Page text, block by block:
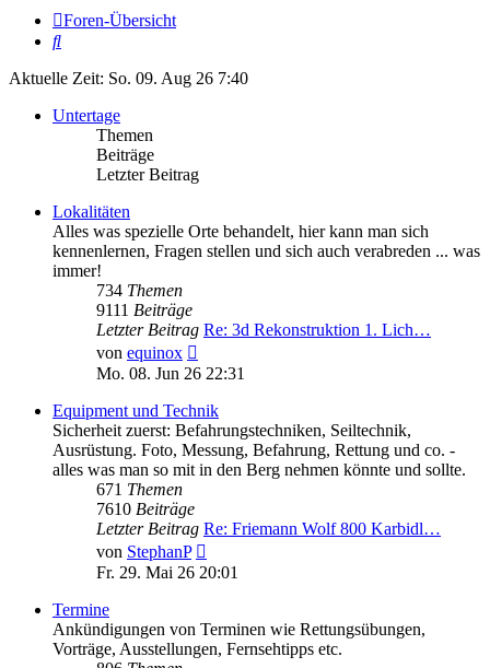
Foren-Übersicht
Suche
Aktuelle Zeit: So. 09. Aug 26 7:40
Untertage
Themen
Beiträge
Letzter Beitrag
Lokalitäten
Alles was spezielle Orte behandelt, hier kann man sich
kennenlernen, Fragen stellen und sich auch verabreden ... was
immer!
734 Themen
9111 Beiträge
Letzter Beitrag Re: 3d Rekonstruktion 1. Lich…
von equinox
Beitrag
Mo. 08. Jun 26 22:31
Equipment und Technik
Sicherheit zuerst: Befahrungstechniken, Seiltechnik,
Ausrüstung. Foto, Messung, Befahrung, Rettung und co. -
alles was man so mit in den Berg nehmen könnte und sollte.
671 Themen
7610 Beiträge
Letzter Beitrag Re: Friemann Wolf 800 Karbidl…
von StephanP
Beitrag
Fr. 29. Mai 26 20:01
Termine
Ankündigungen von Terminen wie Rettungsübungen,
Vorträge, Ausstellungen, Fernsehtipps etc.